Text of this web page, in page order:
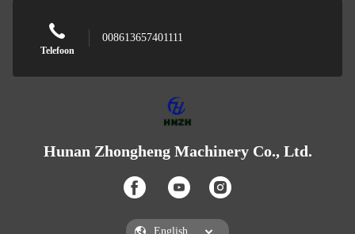
Telefoon
008613657401111
Hunan Zhongheng Machinery Co., Ltd.